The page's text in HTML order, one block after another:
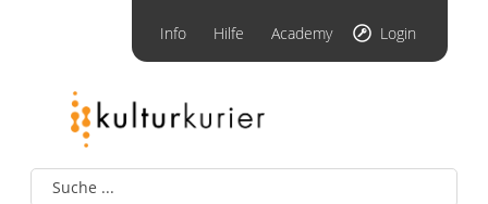
Info Hilfe Academy Login